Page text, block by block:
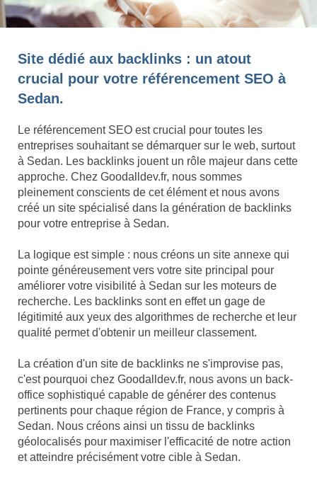
Site dédié aux backlinks : un atout
crucial pour votre référencement SEO à
Sedan.
Le référencement SEO est crucial pour toutes les
entreprises souhaitant se démarquer sur le web, surtout
à Sedan. Les backlinks jouent un rôle majeur dans cette
approche. Chez Goodalldev.fr, nous sommes
pleinement conscients de cet élément et nous avons
créé un site spécialisé dans la génération de backlinks
pour votre entreprise à Sedan.
La logique est simple : nous créons un site annexe qui
pointe généreusement vers votre site principal pour
améliorer votre visibilité à Sedan sur les moteurs de
recherche. Les backlinks sont en effet un gage de
légitimité aux yeux des algorithmes de recherche et leur
qualité permet d'obtenir un meilleur classement.
La création d'un site de backlinks ne s'improvise pas,
c'est pourquoi chez Goodalldev.fr, nous avons un back-
office sophistiqué capable de générer des contenus
pertinents pour chaque région de France, y compris à
Sedan. Nous créons ainsi un tissu de backlinks
géolocalisés pour maximiser l'efficacité de notre action
et atteindre précisément votre cible à Sedan.